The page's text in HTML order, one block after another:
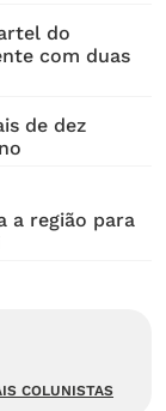
do
com duas
de dez
a região para
COLUNISTAS